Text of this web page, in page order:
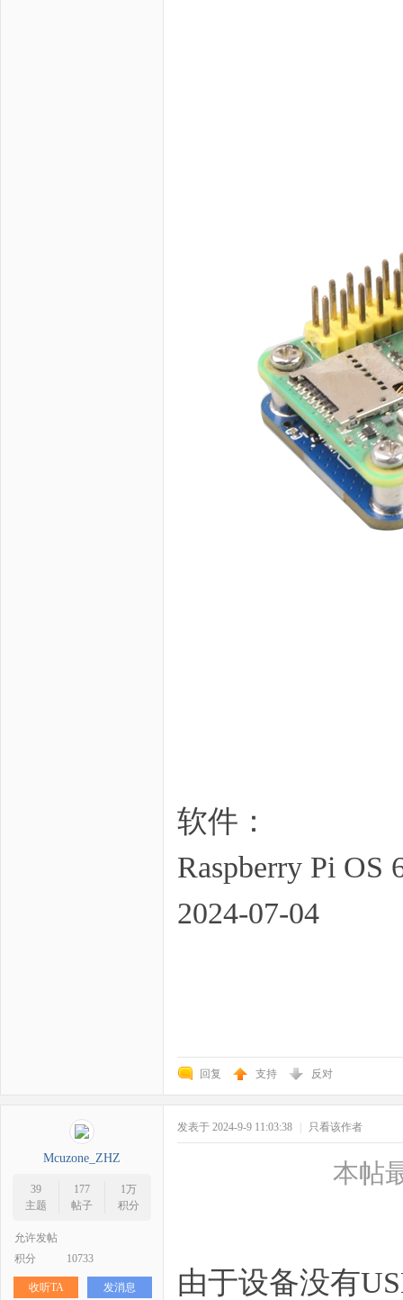
软件：
Raspberry Pi OS
2024-07-04
回复 支持 反对
Mcuzone_ZHZ
39
主题
177
帖子
1万
积分
允许发帖
积分
10733
收听TA 发消息
发表于 2024-9-9 11:03:38 只看该作者
本帖
由于设备没有